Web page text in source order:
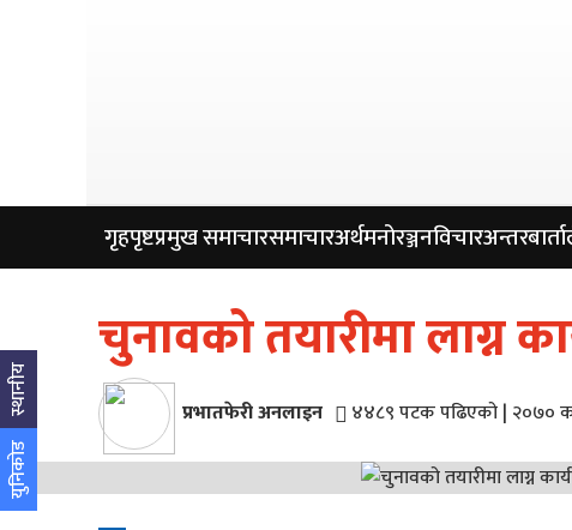
गृहपृष्टप्रमुख समाचारसमाचारअर्थमनोरञ्जनविचारअन्तरबार्ता
युनिकोड
स्थानीय
चुनावको तयारीमा लाग्न
प्रभातफेरी अनलाइन ४४८९ पटक पढिएको| २०७०